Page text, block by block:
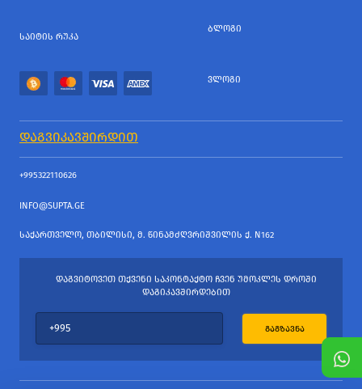
ᲡᲐᲘᲢᲘᲡ ᲠᲣᲙᲐ
ᲑᲚᲝᲒᲘ
ᲕᲚᲝᲒᲘ
ᲓᲐᲒᲕᲘᲙᲐᲕᲨᲘᲠᲓᲘᲗ
+995322110626
INFO@SUPTA.GE
ᲡᲐᲥᲐᲠᲗᲕᲔᲚᲝ, ᲗᲑᲘᲚᲘᲡᲘ, Მ. ᲬᲘᲜᲐᲛᲫᲦᲕᲠᲘᲨᲕᲘᲚᲘᲡ Ქ. N162
ᲓᲐᲒᲕᲘᲢᲝᲕᲔᲗ ᲗᲥᲕᲔᲜᲘ ᲡᲐᲙᲝᲜᲢᲐᲥᲢᲝ ᲩᲕᲔᲜ ᲣᲛᲝᲙᲚᲔᲡ ᲓᲠᲝᲨᲘ
ᲓᲐᲒᲘᲙᲐᲕᲨᲘᲠᲓᲔᲑᲘᲗ
ᲒᲐᲒᲖᲐᲕᲜᲐ